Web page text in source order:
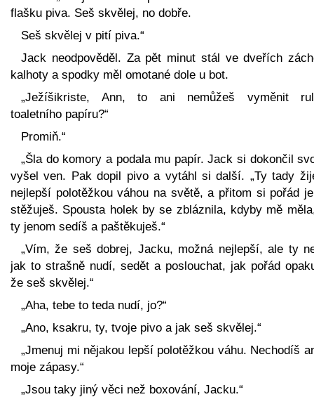
flašku piva. Seš skvělej, no dobře.
Seš skvělej v pití piva.“
Jack neodpověděl. Za pět minut stál ve dveřích
kalhoty a spodky měl omotané dole u bot.
„Ježíšikriste, Ann, to ani nemůžeš vyměnit
toaletního papíru?“
Promiň.“
„Šla do komory a podala mu papír. Jack si dokončil
vyšel ven. Pak dopil pivo a vytáhl si další. „Ty tady
nejlepší polotěžkou váhou na světě, a přitom si pořád
stěžuješ. Spousta holek by se zbláznila, kdyby mě
ty jenom sedíš a paštěkuješ.“
„Vím, že seš dobrej, Jacku, možná nejlepší, ale ty
jak to strašně nudí, sedět a poslouchat, jak pořád
že seš skvělej.“
„Aha, tebe to teda nudí, jo?“
„Ano, ksakru, ty, tvoje pivo a jak seš skvělej.“
„Jmenuj mi nějakou lepší polotěžkou váhu. Nechodíš
moje zápasy.“
„Jsou taky jiný věci než boxování, Jacku.“